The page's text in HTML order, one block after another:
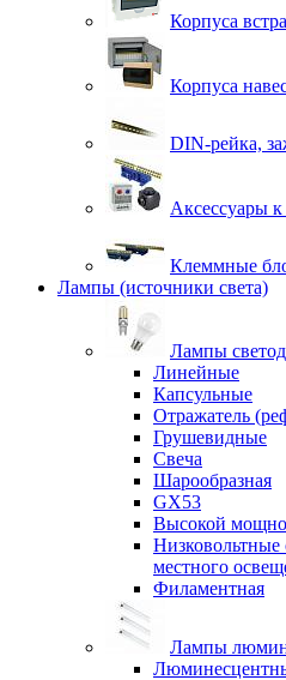
Корпуса
Корпуса
DIN-рейка,
Аксессуары
Клеммные
Лампы (источники света)
Лампы
Линейные
Капсульные
Отражатель
Грушевидные
Свеча
Шарообразная
GX53
Высокой
местного
Филаментная
Лампы